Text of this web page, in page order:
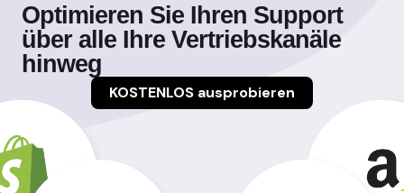
Optimieren Sie Ihren Support
über alle Ihre Vertriebskanäle
hinweg
KOSTENLOS ausprobieren